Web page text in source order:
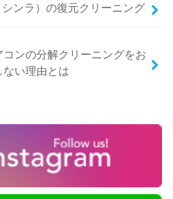
ンラ）の復元クリーニング
ンの分解クリーニングをお
ない理由とは